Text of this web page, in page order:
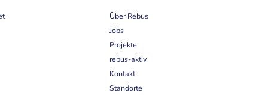
Über Rebus
Jobs
Projekte
rebus-aktiv
Kontakt
Standorte